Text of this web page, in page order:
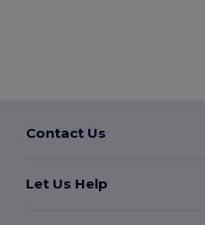
Contact Us
Let Us Help